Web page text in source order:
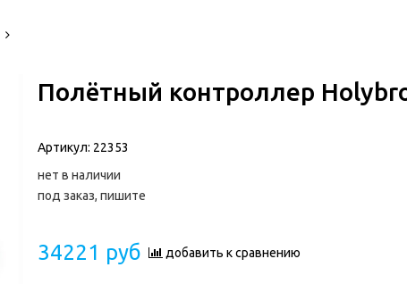
Полётный контроллер
Артикул: 22353
нет в наличии
под заказ, пишите
34221 руб добавить к сравнению